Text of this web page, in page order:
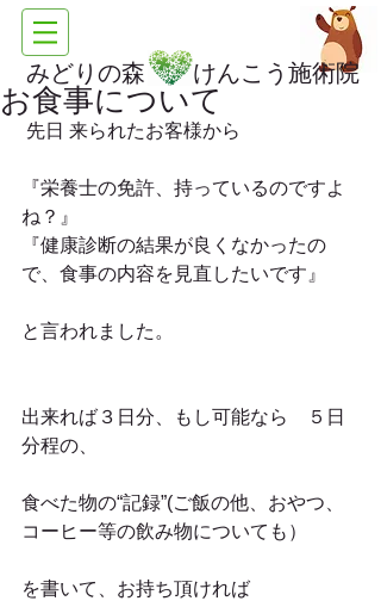
みどりの森 けんこう施術院
お食事について
先日 来られたお客様から
『栄養士の免許、持っているのですよ
ね？』
『健康診断の結果が良くなかったの
で、食事の内容を見直したいです』
と言われました。
出来れば３日分、もし可能なら　５日
分程の、
食べた物の“記録”(ご飯の他、おやつ、
コーヒー等の飲み物についても）
を書いて、お持ち頂ければ